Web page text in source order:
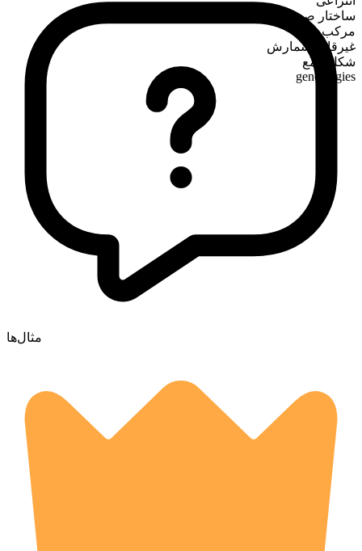
ساختار صرفی
مرکب
غیرقابل شمارش
شکل جمع
genealogies
مثال‌ها